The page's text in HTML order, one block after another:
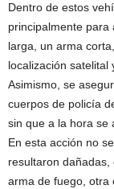
Dentro de estos
principalmente
larga, un arma
localización satelital
Asimismo, se
cuerpos de policía
sin que a la hora se
En esta acción no
resultaron
arma de fuego, otra